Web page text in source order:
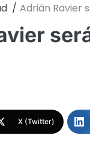
Adrián Ravier
X (Twitter)